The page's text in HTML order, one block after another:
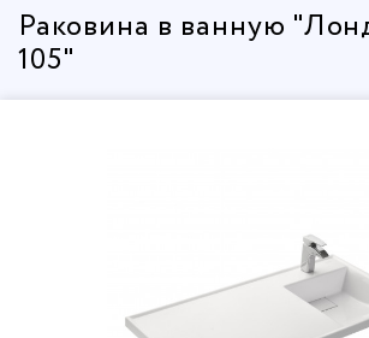
Раковина в ванную
105"